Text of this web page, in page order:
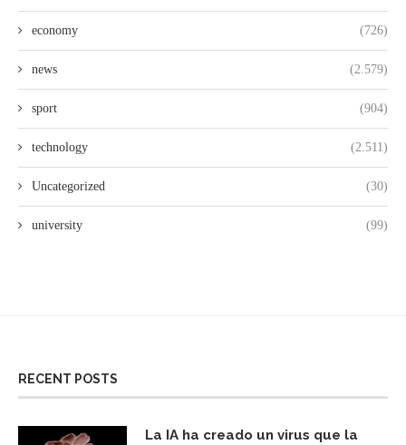
economy (726)
news (2.579)
sport (904)
technology (2.511)
Uncategorized (30)
university (99)
RECENT POSTS
La IA ha creado un virus que la